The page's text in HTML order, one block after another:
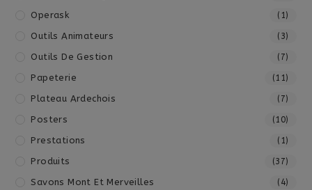
Operask (1)
Outils Animateurs (3)
Outils De Gestion (7)
Papeterie (11)
Plateau Ardechois (7)
Posters (10)
Prestations (1)
Produits (37)
Savons Mont Et Merveilles (4)